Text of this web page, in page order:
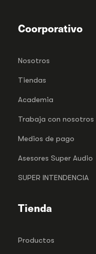
Coorporativo
Nosotros
Tiendas
Academia
Trabaja con nosotros
Medios de pago
Asesores Super Audio
SUPER INTENDENCIA
Tienda
Productos